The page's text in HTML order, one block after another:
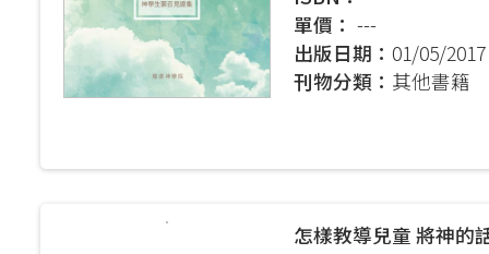
單價： ---
出版日期： 01/05/2017
刊物分類： 其他書籍
怎樣教導兒童 將神的